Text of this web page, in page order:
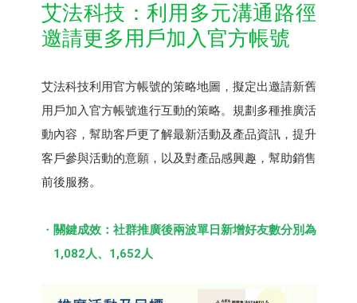
艾法科技：利⽤多元溝通路徑
邀請更多⽤⼾加入官方帳號
艾法科技利用官方帳號的策略地圖，擬定出邀請新舊
用戶加入官方帳號進行互動的策略。規劃多種推廣活
動內容，幫助客戶更了解最新活動及產品資訊，提升
客戶參與活動的意願，以及對產品感興趣，幫助銷售
前後服務。
關鍵成效：社群推廣後兩波單日新增好友數分別為
1,082⼈、1,652⼈